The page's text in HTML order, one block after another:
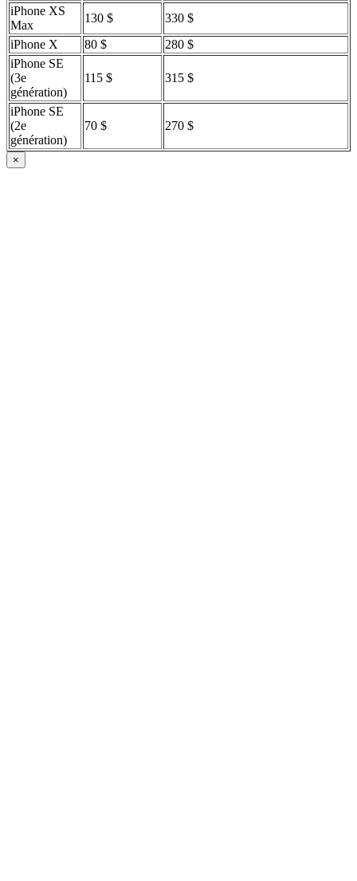
iPhone XS
Max
130 $
330 $
iPhone X
80 $
280 $
iPhone SE
(3e
génération)
115 $ 315 $
iPhone SE
(2e
génération)
70 $ 270 $
×